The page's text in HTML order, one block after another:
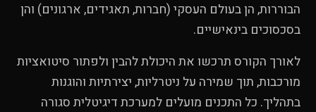
הבוררות, הן בעולם העסקי (חברות, תאגידים, ארגונים) והן
בסכסוכים בינאישיים.
לאורך הקורס תרכשו את היכולת להבין ולפתור סיטואציות
מורכבות, תוך שמירה על ניטרליות, יצירתיות והוגנות
בתהליך. כל התכנים מועלים למערכת דיגיטלית סגורה